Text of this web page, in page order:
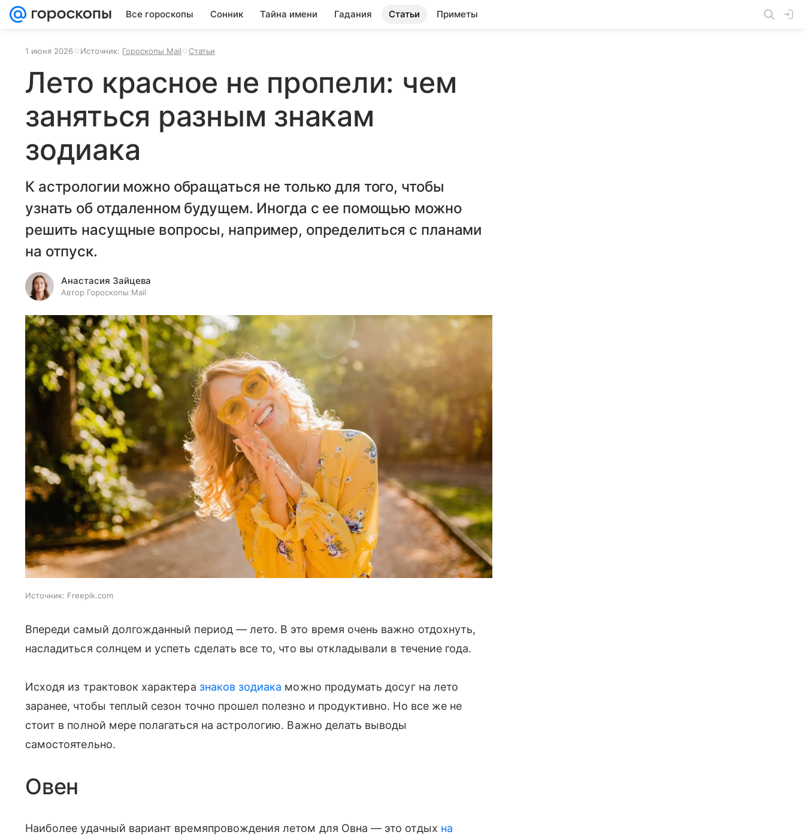
Все гороскопы Сонник Тайна имени Гадания Статьи Приметы
1 июня 2026 Источник: Гороскопы Mail Статьи
Лето красное не пропели: чем
заняться разным знакам
зодиака
К астрологии можно обращаться не только для того, чтобы
узнать об отдаленном будущем. Иногда с ее помощью можно
решить насущные вопросы, например, определиться с планами
на отпуск.
Анастасия Зайцева
Автор Гороскопы Mail
Источник: Freepik.com
Впереди самый долгожданный период — лето. В это время очень важно отдохнуть,
насладиться солнцем и успеть сделать все то, что вы откладывали в течение года.
Исходя из трактовок характера знаков зодиака можно продумать досуг на лето
заранее, чтобы теплый сезон точно прошел полезно и продуктивно. Но все же не
стоит в полной мере полагаться на астрологию. Важно делать выводы
самостоятельно.
Овен
Наиболее удачный вариант времяпровождения летом для Овна — это отдых на